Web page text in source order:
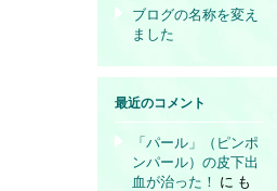
ブログの名称を変え
ました
最近のコメント
「パール」（ピンポ
ンパール）の皮下出
血が治った！ に も